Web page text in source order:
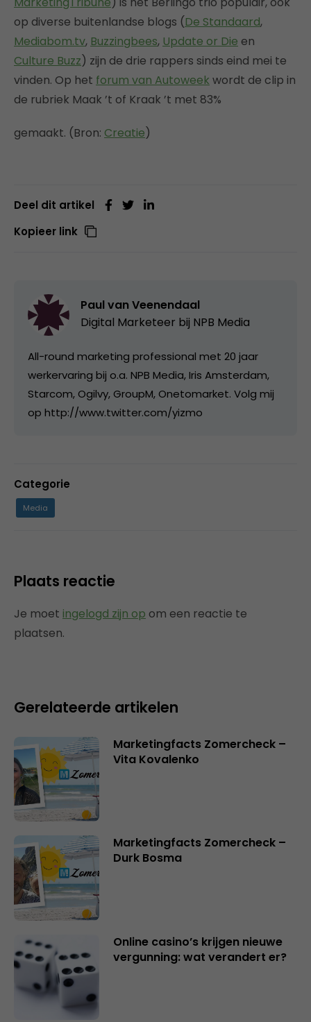
op diverse buitenlandse blogs (De Standaard,
Mediabom.tv, Buzzingbees, Update or Die en
Culture Buzz) zijn de drie rappers sinds eind mei te
vinden. Op het forum van Autoweek wordt de clip in
de rubriek Maak ’t of Kraak ’t met 83%
gemaakt. (Bron: Creatie)
Deel dit artikel
Kopieer link
Paul van Veenendaal
Digital Marketeer bij NPB Media
All-round marketing professional met 20 jaar
werkervaring bij o.a. NPB Media, Iris Amsterdam,
Starcom, Ogilvy, GroupM, Onetomarket. Volg mij
op http://www.twitter.com/yizmo
Categorie
Media
Plaats reactie
Je moet ingelogd zijn op om een reactie te
plaatsen.
Gerelateerde artikelen
Marketingfacts Zomercheck –
Vita Kovalenko
Marketingfacts Zomercheck –
Durk Bosma
Online casino’s krijgen nieuwe
vergunning: wat verandert er?